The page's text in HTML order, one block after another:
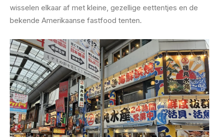
wisselen elkaar af met kleine, gezellige eettentjes en de
bekende Amerikaanse fastfood tenten.